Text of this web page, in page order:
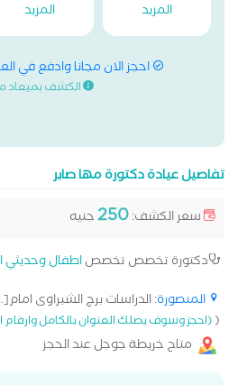
المزيد
المزيد
احجز الان مجانا وادفع في
الكشف بميعاد
تفاصيل عيادة دكتورة مها صابر
سعر الكشف:250جنيه
دكتورة تخصص تخصصاطفال وحديثي
المنصورة: الدراسات برج الشبراوى
((احجز وسوف يصلك العنوان بالكامل وارقام
متاح خريطة جوجل عند الحجز